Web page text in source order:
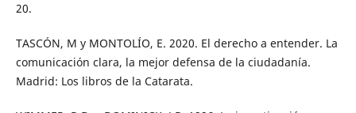
20.
TASCÓN, M y MONTOLÍO, E. 2020. El derecho a entender. La
comunicación clara, la mejor defensa de la ciudadanía.
Madrid: Los libros de la Catarata.